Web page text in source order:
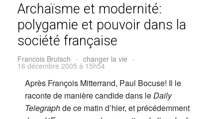
Archaïsme et modernité:
polygamie et pouvoir dans la
société française
Francois Brutsch - changer la vie -
16 décembre 2005 à 15h54
Après François Mitterrand, Paul Bocuse! Il le
raconte de manière candide dans leDaily
Telegraphde ce matin d’hier, et précédemment